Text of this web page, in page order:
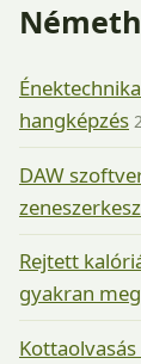
hangképzés
DAW
Rejtett
gyakran